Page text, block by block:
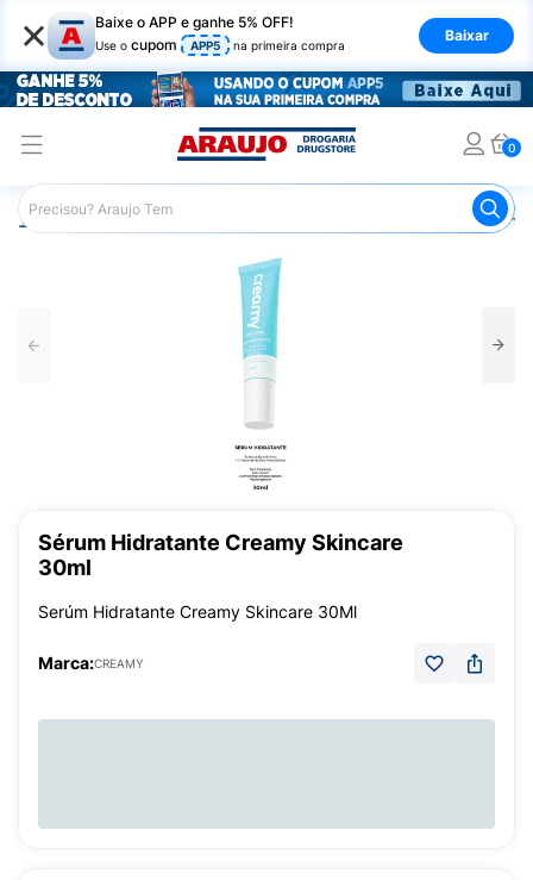
× Baixe o APP e ganhe 5% OFF!
Use o cupom APP5 na primeira compra
Baixar
0
Araujo Beleza e Cuidados Cuidados com o Rosto
Sérum Hidratante Creamy Skincare
30ml
Serúm Hidratante Creamy Skincare 30Ml
Marca:CREAMY